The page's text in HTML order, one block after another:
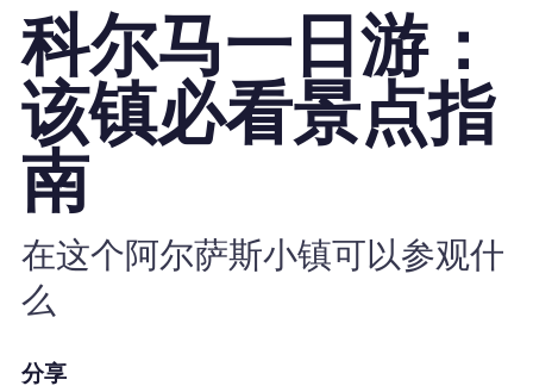
商城
关于 eSIM
为什么选择Nomad eSIM
使用 eSIM
科尔马一日游：
该镇必看景点指
南
在这个阿尔萨斯小镇可以参观什
么
分享